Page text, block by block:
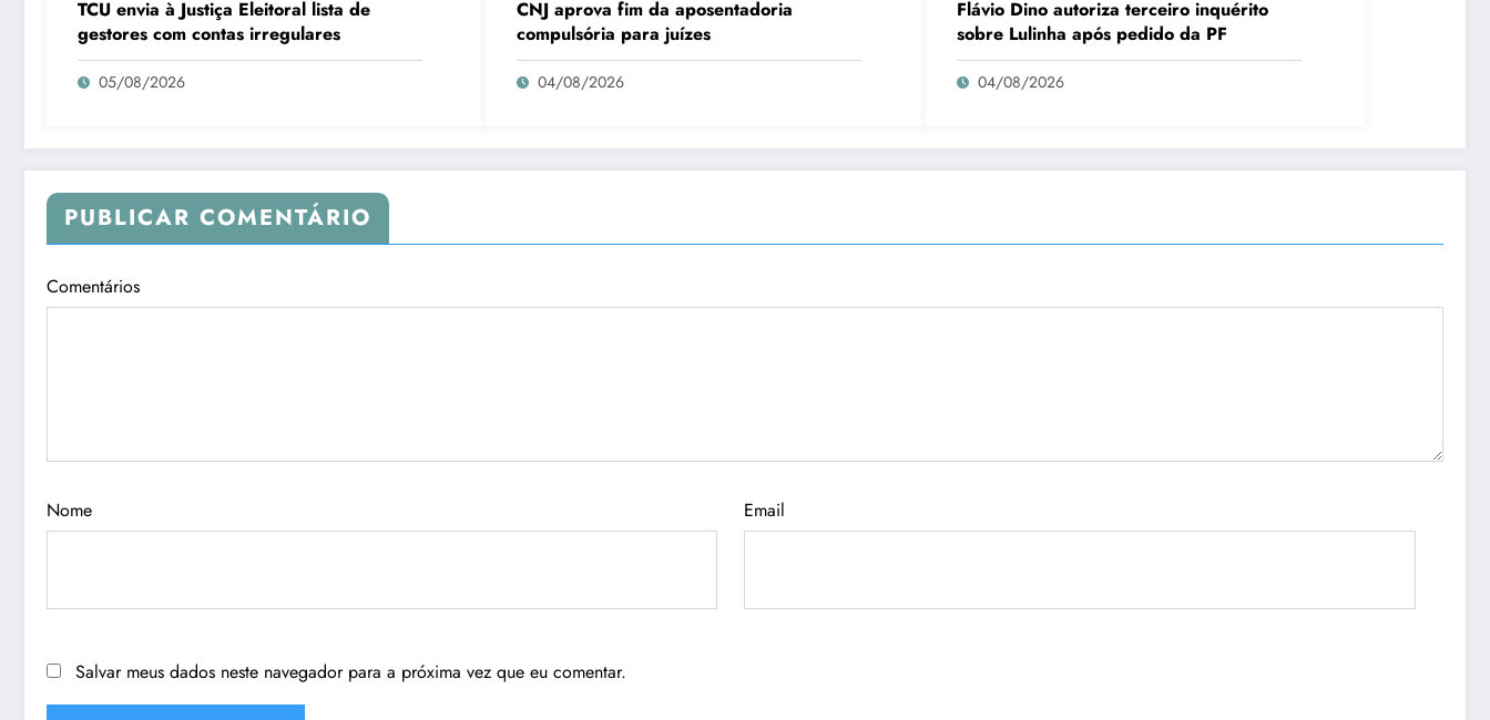
TCU envia à Justiça Eleitoral lista de
gestores com contas irregulares
05/08/2026
CNJ aprova fim da aposentadoria
compulsória para juízes
04/08/2026
Flávio Dino autoriza terceiro inquérito
sobre Lulinha após pedido da PF
04/08/2026
PUBLICAR COMENTÁRIO
Comentários
Nome Email
Salvar meus dados neste navegador para a próxima vez que eu comentar.